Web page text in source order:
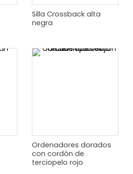
Silla Crossback alta
negra
Ordenadores dorados
con cordón de
terciopelo rojo